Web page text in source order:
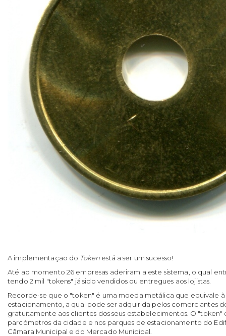
A implementação do Token está a ser um sucesso!
Até ao momento 26 empresas aderiram a este sistema, o qual
tendo 2 mil "tokens" já sido vendidos ou entregues aos lojistas.
Recorde-se que o "token" é uma moeda metálica que equivale
estacionamento, a qual pode ser adquirida pelos comerciantes
gratuitamente aos clientes dos seus estabelecimentos. O "token"
parcómetros da cidade e nos parques de estacionamento do
Câmara Municipal e do Mercado Municipal.